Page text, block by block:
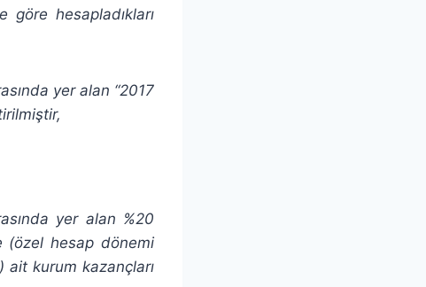
göre hesapladıkları
yer alan “2017
yer alan %20
(özel hesap dönemi
kurum kazançları